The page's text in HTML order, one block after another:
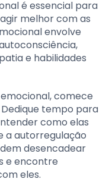
é essencial para
melhor com as
envolve
e habilidades
comece
tempo para
como elas
a autorregulação
desencadear
e encontre
eles.